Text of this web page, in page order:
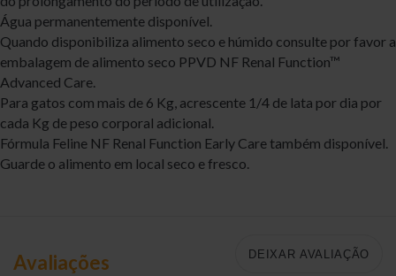
Água permanentemente disponível.
Quando disponibiliza alimento seco e húmido consulte por favor a
embalagem de alimento seco PPVD NF Renal Function™
Advanced Care.
Para gatos com mais de 6 Kg, acrescente 1/4 de lata por dia por
cada Kg de peso corporal adicional.
Fórmula Feline NF Renal Function Early Care também disponível.
Guarde o alimento em local seco e fresco.
Avaliações DEIXAR AVALIAÇÃO